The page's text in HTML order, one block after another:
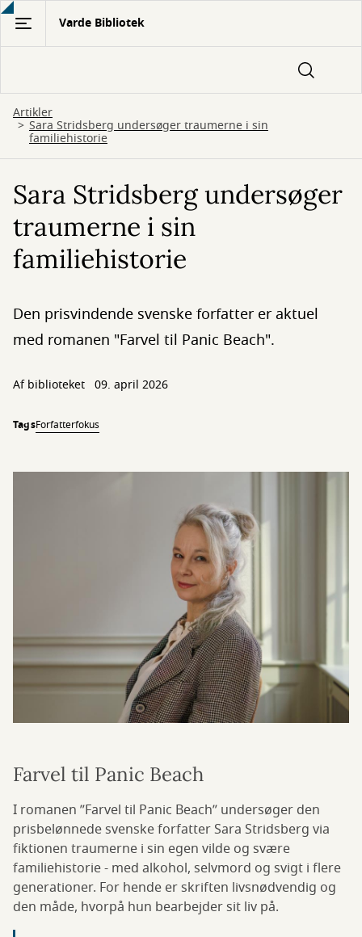
Gå
hovedindhold
Varde Bibliotek
Artikler
Sara Stridsberg undersøger traumerne i sin
familiehistorie
Sara Stridsberg undersøger
traumerne i sin
familiehistorie
Den prisvindende svenske forfatter er aktuel
med romanen "Farvel til Panic Beach".
Af biblioteket 09. april 2026
TagsForfatterfokus
Farvel til Panic Beach
I romanen ”Farvel til Panic Beach” undersøger den
prisbelønnede svenske forfatter Sara Stridsberg via
fiktionen traumerne i sin egen vilde og svære
familiehistorie - med alkohol, selvmord og svigt i flere
generationer. For hende er skriften livsnødvendig og
den måde, hvorpå hun bearbejder sit liv på.